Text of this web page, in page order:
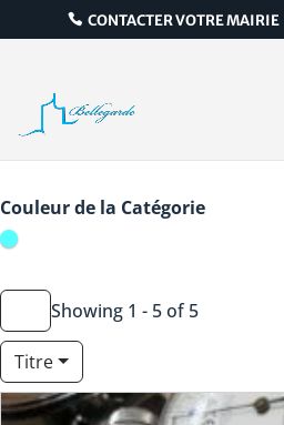
CONTACTER VOTRE MAIRIE
Couleur de la Catégorie
Showing 1 - 5 of 5
Titre